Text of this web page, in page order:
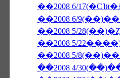
��2008 5/
��2008 5/
��2008 5/